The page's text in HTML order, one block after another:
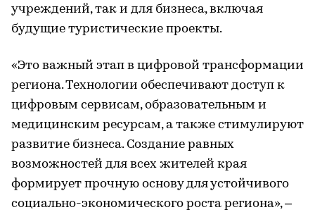
учреждений, так и для бизнеса, включая
будущие туристические проекты.
«Это важный этап в цифровой трансформации
региона. Технологии обеспечивают доступ к
цифровым сервисам, образовательным и
медицинским ресурсам, а также стимулируют
развитие бизнеса. Создание равных
возможностей для всех жителей края
формирует прочную основу для устойчивого
социально-экономического роста региона», –